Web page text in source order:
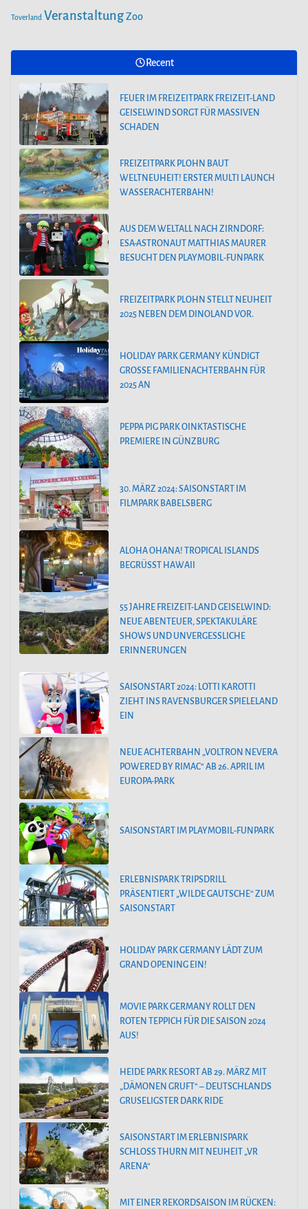
BESUCHT DEN PLAYMOBIL-FUNPARK
FREIZEITPARK PLOHN STELLT NEUHEIT
Toverland VeranstaltungZoo
Recent
FEUER IM FREIZEITPARK FREIZEIT-LAND
GEISELWIND SORGT FÜR MASSIVEN
SCHADEN
FREIZEITPARK PLOHN BAUT
WELTNEUHEIT! ERSTER MULTI LAUNCH
WASSERACHTERBAHN!
AUS DEM WELTALL NACH ZIRNDORF:
ESA-ASTRONAUT MATTHIAS MAURER
BESUCHT DEN PLAYMOBIL-FUNPARK
FREIZEITPARK PLOHN STELLT NEUHEIT
2025 NEBEN DEM DINOLAND VOR.
HOLIDAY PARK GERMANY KÜNDIGT
GROSSE FAMILIENACHTERBAHN FÜR 2
025 AN
PEPPA PIG PARK OINKTASTISCHE
PREMIERE IN GÜNZBURG
30. MÄRZ 2024: SAISONSTART IM
FILMPARK BABELSBERG
ALOHA OHANA! TROPICAL ISLANDS
BEGRÜSST HAWAII
55 JAHRE FREIZEIT-LAND GEISELWIND:
NEUE ABENTEUER, SPEKTAKULÄRE
SHOWS UND UNVERGESSLICHE
ERINNERUNGEN
SAISONSTART 2024: LOTTI KAROTTI
ZIEHT INS RAVENSBURGER SPIELELAND
EIN
NEUE ACHTERBAHN „VOLTRON NEVERA
POWERED BY RIMAC“ AB 26. APRIL IM
EUROPA-PARK
SAISONSTART IM PLAYMOBIL-FUNPARK
ERLEBNISPARK TRIPSDRILL
PRÄSENTIERT „WILDE GAUTSCHE“ ZUM
SAISONSTART
HOLIDAY PARK GERMANY LÄDT ZUM
GRAND OPENING EIN!
MOVIE PARK GERMANY ROLLT DEN
ROTEN TEPPICH FÜR DIE SAISON 2024
AUS!
HEIDE PARK RESORT AB 29. MÄRZ MIT
„DÄMONEN GRUFT“ – DEUTSCHLANDS
GRUSELIGSTER DARK RIDE
SAISONSTART IM ERLEBNISPARK
SCHLOSS THURN MIT NEUHEIT „VR
ARENA“
MIT EINER REKORDSAISON IM RÜCKEN: